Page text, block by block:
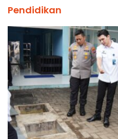
Pendidikan